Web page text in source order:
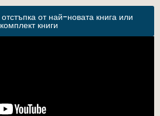
от най-новата книга или
комплект книги